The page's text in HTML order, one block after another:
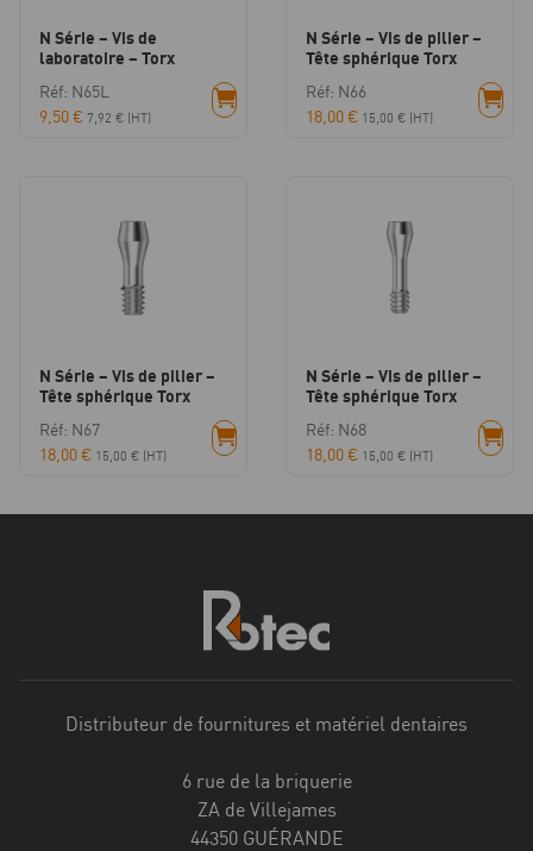
N Série – Vis de
laboratoire – Torx
Réf: N65L
9,50€ 7,92 € (HT)
N Série – Vis de pilier –
Tête sphérique Torx
Réf: N66
18,00€ 15,00 € (HT)
N Série – Vis de pilier –
Tête sphérique Torx
Réf: N67
18,00€ 15,00 € (HT)
N Série – Vis de pilier –
Tête sphérique Torx
Réf: N68
18,00€ 15,00 € (HT)
Distributeur de fournitures et matériel dentaires
6 rue de la briquerie
ZA de Villejames
44350 GUÉRANDE